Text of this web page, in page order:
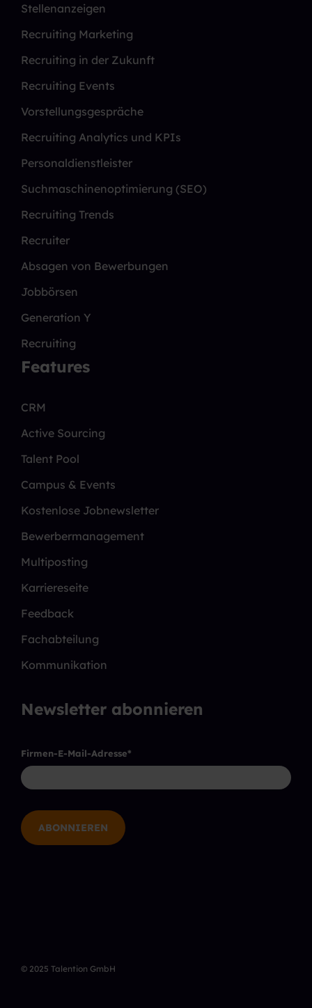
Stellenanzeigen
Recruiting Marketing
Recruiting in der Zukunft
Recruiting Events
Vorstellungsgespräche
Recruiting Analytics und KPIs
Personaldienstleister
Suchmaschinenoptimierung (SEO)
Recruiting Trends
Recruiter
Absagen von Bewerbungen
Jobbörsen
Generation Y
Recruiting
Features
CRM
Active Sourcing
Talent Pool
Campus & Events
Kostenlose Jobnewsletter
Bewerbermanagement
Multiposting
Karriereseite
Feedback
Fachabteilung
Kommunikation
Newsletter abonnieren
Firmen-E-Mail-Adresse*
© 2025 Talention GmbH